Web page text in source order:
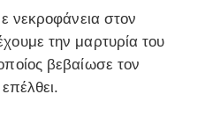
νεκροφάνεια στον
την μαρτυρία του
βεβαίωσε τον